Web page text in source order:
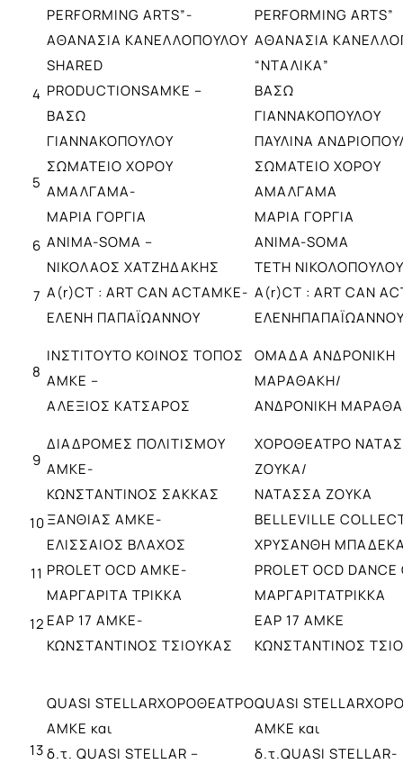
PERFORMING ARTS”-
ΑΘΑΝΑΣΙΑ ΚΑΝΕΛΛΟΠΟΥΛΟΥ
PERFORMING ARTS”
ΑΘΑΝΑΣΙΑ
4
SHARED
PRODUCTIONSΑΜΚΕ –
ΒΑΣΩ
ΓΙΑΝΝΑΚΟΠΟΥΛΟΥ
“ΝΤΑΛΙΚΑ”
ΒΑΣΩ
ΓΙΑΝΝΑΚΟΠΟΥΛΟΥ
ΠΑΥΛΙΝΑ
5
ΣΩΜΑΤΕΙΟ ΧΟΡΟΥ
ΑΜΑΛΓΑΜΑ-
ΜΑΡΙΑ ΓΟΡΓΙΑ
ΣΩΜΑΤΕΙΟ ΧΟΡΟΥ
ΑΜΑΛΓΑΜΑ
ΜΑΡΙΑ ΓΟΡΓΙΑ
6 ANIMA-SOMA –
ΝΙΚΟΛΑΟΣ ΧΑΤΖΗΔΑΚΗΣ
ANIMA-SOMA
ΤΕΤΗ ΝΙΚΟΛΟΠΟΥΛΟΥ
7 A(r)CT : ART CAN ACTΑΜΚΕ-
ΕΛΕΝΗ ΠΑΠΑΪΩΑΝΝΟΥ
A(r)CT : ART CAN
8
ΙΝΣΤΙΤΟΥΤΟ ΚΟΙΝΟΣ ΤΟΠΟΣ
ΑΜΚΕ –
ΑΛΕΞΙΟΣ ΚΑΤΣΑΡΟΣ
ΟΜΑΔΑ ΑΝΔΡΟΝΙΚΗ
ΜΑΡΑΘΑΚΗ/
ΑΝΔΡΟΝΙΚΗ
9
ΔΙΑΔΡΟΜΕΣ ΠΟΛΙΤΙΣΜΟΥ
ΑΜΚΕ-
ΚΩΝΣΤΑΝΤΙΝΟΣ ΣΑΚΚΑΣ
ΧΟΡΟΘΕΑΤΡΟ
ΖΟΥΚΑ/
ΝΑΤΑΣΣΑ ΖΟΥΚΑ
10ΞΑΝΘΙΑΣ ΑΜΚΕ-
ΕΛΙΣΣΑΙΟΣ ΒΛΑΧΟΣ
BELLEVILLE
ΧΡΥΣΑΝΘΗ
11 PROLET OCD ΑΜΚΕ-
ΜΑΡΓΑΡΙΤΑ ΤΡΙΚΚΑ
PROLET OCD DANCE
ΜΑΡΓΑΡΙΤΑΤΡΙΚΚΑ
12 ΕΑΡ 17 ΑΜΚΕ-
ΚΩΝΣΤΑΝΤΙΝΟΣ ΤΣΙΟΥΚΑΣ
ΕΑΡ 17 ΑΜΚΕ
ΚΩΝΣΤΑΝΤΙΝΟΣ
13
QUASI STELLARΧΟΡΟΘΕΑΤΡΟ
ΑΜΚΕ και
δ.τ. QUASI STELLAR –
QUASI
ΑΜΚΕ και
δ.τ.QUASI STELLAR-